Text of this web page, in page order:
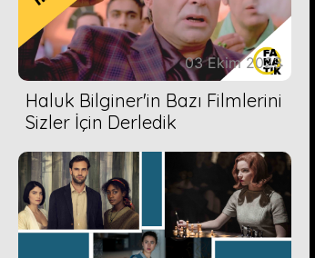
03 Ekim 2023
Haluk Bilginer'in Bazı Filmlerini
Sizler İçin Derledik